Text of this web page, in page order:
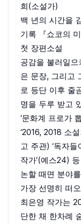
희(소설가)
백 년의 시간을
기록 『쇼코의
첫 장편소설
공감을 불러일
은 문장, 그리고
로 등단 이후 줄
명을 두루 받고
‘문화계 프로가
‘2016, 2018 소
고 주관) ‘독자
작가’(예스24)
논할 때면 분야
가장 선명히 떠
최은영 작가는
단한 채 한차례